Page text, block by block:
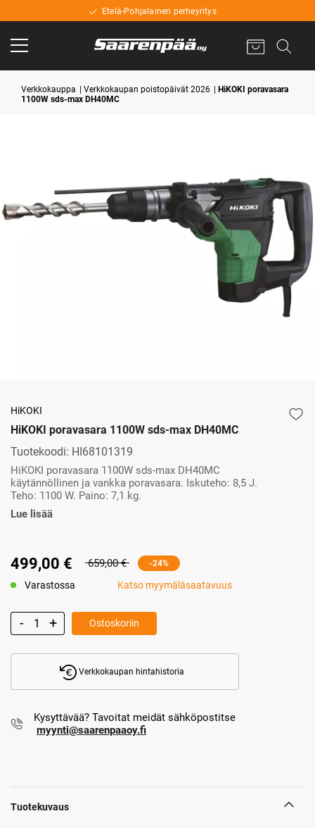
Etelä-Pohjalainen perheyritys
Verkkokauppa Verkkokaupan poistopäivät 2026
HiKOKI poravasara
1100W sds-max DH40MC
HiKOKI
HiKOKI poravasara 1100W sds-max DH40MC
Tuotekoodi: HI68101319
HiKOKI poravasara 1100W sds-max DH40MC
käytännöllinen ja vankka poravasara. Iskuteho: 8,5 J.
Teho: 1100 W. Paino: 7,1 kg.
Lue lisää
499,00 € 659,00 € -24%
Varastossa Katso myymäläsaatavuus
Ostoskoriin
Verkkokaupan hintahistoria
Kysyttävää? Tavoitat meidät sähköpostitse
myynti@saarenpaaoy.fi
Tuotekuvaus